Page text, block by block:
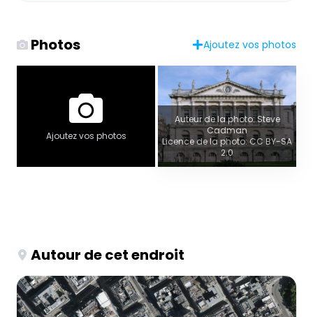
Photos Ajoutez vos photos
Ajoutez vos photos
Auteur de la photo: Steve
Cadman
Licence de la photo: CC BY-SA
2.0
Autour de cet endroit